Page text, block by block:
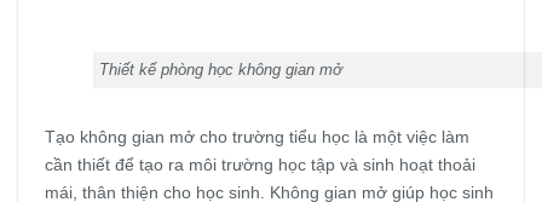
Thiết kế phòng học không gian mở
Tạo không gian mở cho trường tiểu học là một việc làm
cần thiết để tạo ra môi trường học tập và sinh hoạt thoải
mái, thân thiện cho học sinh. Không gian mở giúp học sinh